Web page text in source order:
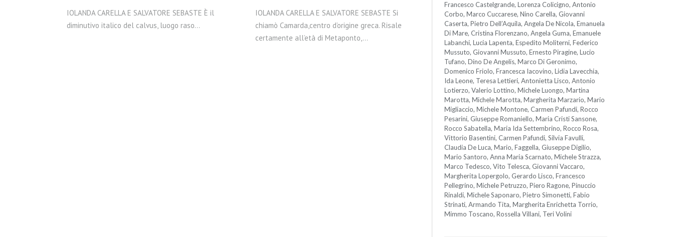
IOLANDA CARELLA E SALVATORE SEBASTE È il
diminutivo italico del calvus, luogo raso…
IOLANDA CARELLA E SALVATORE SEBASTE Si
chiamò Camarda,centro d’origine greca. Risale
certamente all’età di Metaponto,…
Francesco Castelgrande, Lorenza Colicigno, Antonio
Corbo, Marco Cuccarese, Nino Carella, Giovanni
Caserta, Pietro Dell’Aquila, Angela De Nicola, Emanuela
Di Mare, Cristina Florenzano, Angela Guma, Emanuele
Labanchi, Lucia Lapenta, Espedito Moliterni, Federico
Mussuto, Giovanni Mussuto, Ernesto Piragine, Lucio
Tufano, Dino De Angelis, Marco Di Geronimo,
Domenico Friolo, Francesca Iacovino, Lidia Lavecchia,
Ida Leone, Teresa Lettieri, Antonietta Lisco, Antonio
Lotierzo, Valerio Lottino, Michele Luongo, Martina
Marotta, Michele Marotta, Margherita Marzario, Mario
Migliaccio, Michele Montone, Carmen Pafundi, Rocco
Pesarini, Giuseppe Romaniello, Maria Cristi Sansone,
Rocco Sabatella, Maria Ida Settembrino, Rocco Rosa,
Vittorio Basentini, Carmen Pafundi, Silvia Favulli,
Claudia De Luca, Mario, Faggella, Giuseppe Digilio,
Mario Santoro, Anna Maria Scarnato, Michele Strazza,
Marco Tedesco, Vito Telesca, Giovanni Vaccaro,
Margherita Lopergolo, Gerardo Lisco, Francesco
Pellegrino, Michele Petruzzo, Piero Ragone, Pinuccio
Rinaldi, Michele Saponaro, Pietro Simonetti, Fabio
Strinati, Armando Tita, Margherita Enrichetta Torrio,
Mimmo Toscano, Rossella Villani, Teri Volini